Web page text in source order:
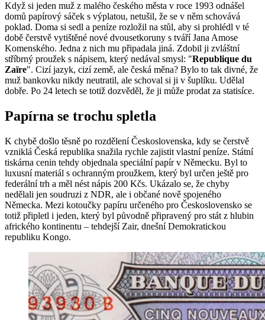
Když si jeden muž z malého českého města v roce 1993 odnášel
domů papírový sáček s výplatou, netušil, že se v něm schovává
poklad. Doma si sedl a peníze rozložil na stůl, aby si prohlédl v té
době čerstvě vytištěné nové dvousetkoruny s tváří Jana Amose
Komenského. Jedna z nich mu připadala jiná. Zdobil ji zvláštní
stříbrný proužek s nápisem, který nedával smysl: "Republique du
Zaïre". Cizí jazyk, cizí země, ale česká měna? Bylo to tak divné, že
muž bankovku nikdy neutratil, ale schoval si ji v šuplíku. Udělal
dobře. Po 24 letech se totiž dozvěděl, že ji může prodat za statisíce.
Papírna se trochu spletla
K chybě došlo těsně po rozdělení Československa, kdy se čerstvě
vzniklá Česká republika snažila rychle zajistit vlastní peníze. Státní
tiskárna cenin tehdy objednala speciální papír v Německu. Byl to
luxusní materiál s ochranným proužkem, který byl určen ještě pro
federální trh a měl nést nápis 200 Kčs. Ukázalo se, že chyby
nedělali jen soudruzi z NDR, ale i občané nově spojeného
Německa. Mezi kotoučky papíru určeného pro Československo se
totiž připletl i jeden, který byl původně připravený pro stát z hlubin
afrického kontinentu – tehdejší Zair, dnešní Demokratickou
republiku Kongo.